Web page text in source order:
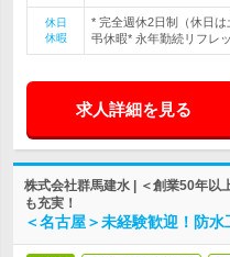
休日
休暇
* 完全週休2日制（休日
弔休暇* 永年勤続リフレ
求人詳細を見る
株式会社群馬建水 | ＜創業50年以
も充実！
＜名古屋＞未経験歓迎！防